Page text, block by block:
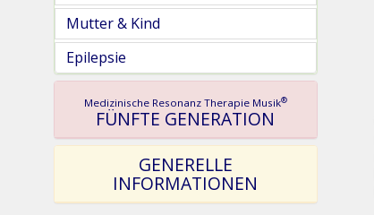
Mutter & Kind
Epilepsie
Medizinische Resonanz Therapie Musik®
FÜNFTE GENERATION
GENERELLE
INFORMATIONEN